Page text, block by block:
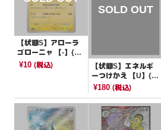
【状態S】アローラ
ゴローニャ 【-】{04
1/175}[SVM]
¥10 (税込)
【状態S】エネルギ
ーつけかえ 【U】{0
45/060}[sm7a]
¥180(税込)